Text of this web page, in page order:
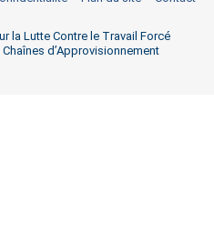
la Lutte Contre le Travail Forcé
d’Approvisionnement